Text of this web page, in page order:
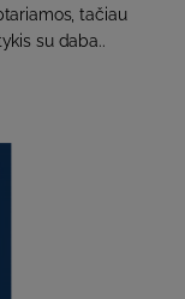
tačiau
su daba..